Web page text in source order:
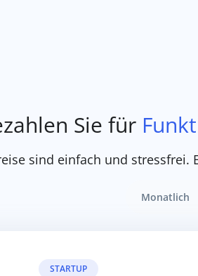
Sie für
sind einfach und stressfrei.
Monatlich
STARTUP